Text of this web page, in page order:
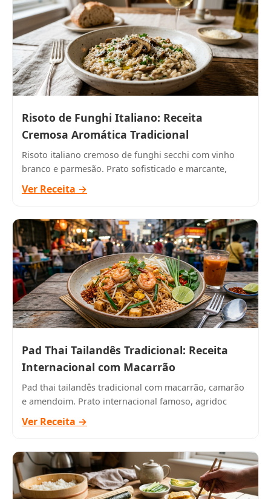
Risoto de Funghi Italiano: Receita
Cremosa Aromática Tradicional
Risoto italiano cremoso de funghi secchi com vinho
branco e parmesão. Prato sofisticado e marcante,
Ver Receita →
Pad Thai Tailandês Tradicional: Receita
Internacional com Macarrão
Pad thai tailandês tradicional com macarrão, camarão
e amendoim. Prato internacional famoso, agridoc
Ver Receita →